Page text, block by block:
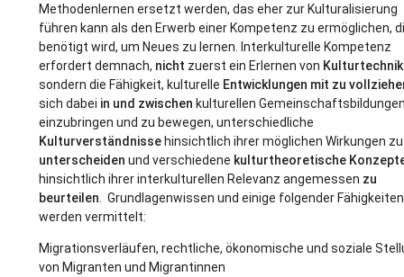
Methodenlernen ersetzt werden, das eher zur Kulturalisierung
führen kann als den Erwerb einer Kompetenz zu ermöglichen,
benötigt wird, um Neues zu lernen. Interkulturelle Kompetenz
erfordert demnach, nicht zuerst ein Erlernen von
sondern die Fähigkeit, kulturelle Entwicklungen mit zu
sich dabei in und zwischen kulturellen
einzubringen und zu bewegen, unterschiedliche
Kulturverständnisse hinsichtlich ihrer möglichen Wirkungen zu
unterscheidenund verschiedene kulturtheoretische
hinsichtlich ihrer interkulturellen Relevanz angemessen zu
beurteilen . Grundlagenwissen und einige folgender Fähigkeiten
werden vermittelt:
Migrationsverläufen, rechtliche, ökonomische und soziale
von Migranten und Migrantinnen